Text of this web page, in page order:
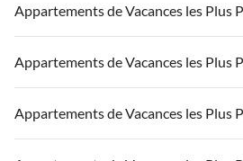
Appartements de Vacances à France
Appartements de Vacances à Paris-Ile de
Appartements de Vacances à Paris
Appartements de Vacances à Côte atlantique
Appartements de Vacances les Plus
Appartements de Vacances à France
Appartements de Vacances à Paris-Ile de
Appartements de Vacances à Paris
Appartements de Vacances les Plus
Appartements de Vacances à France
Appartements de Vacances à Paris-Ile de
Appartements de Vacances les Plus